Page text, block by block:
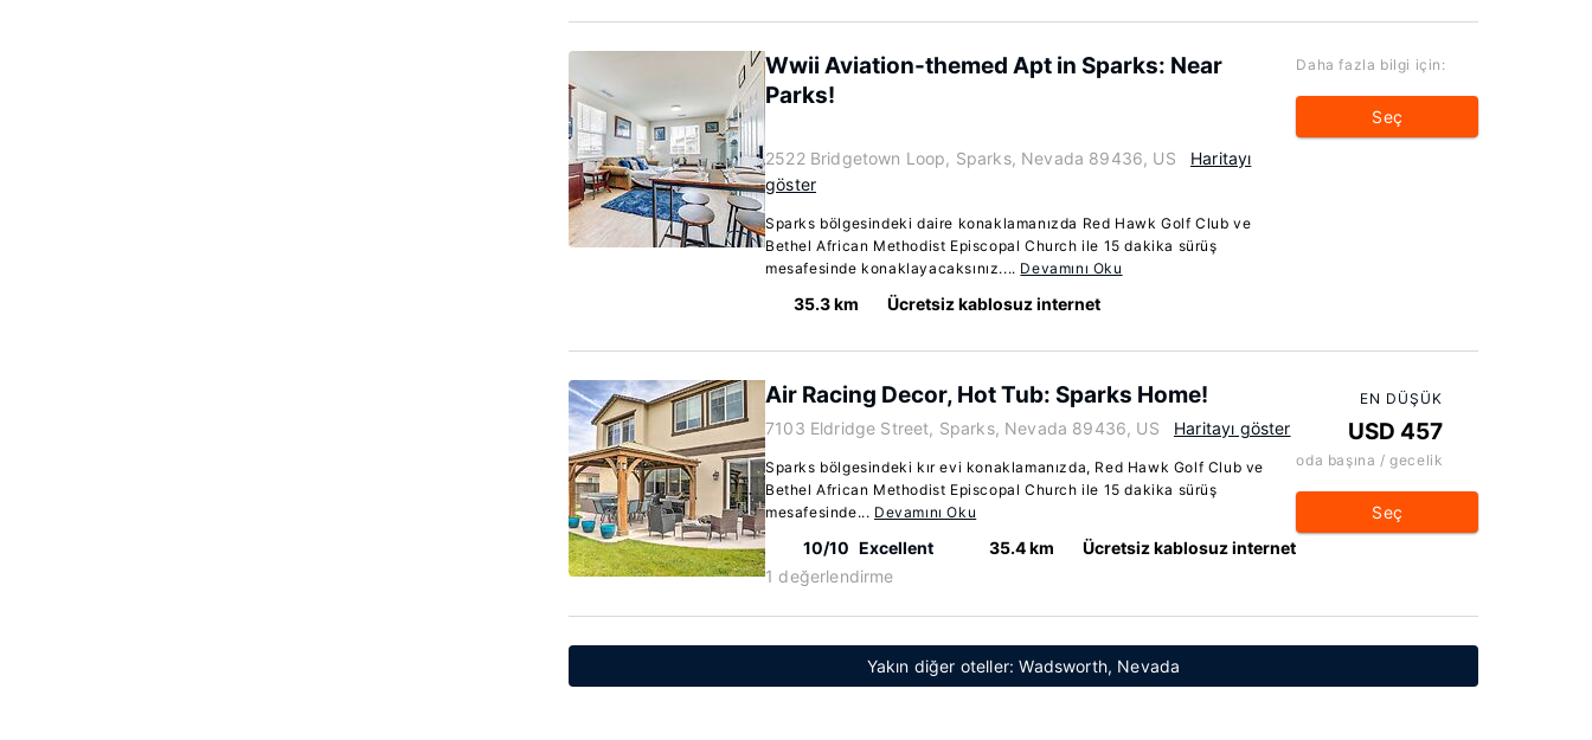
Wwii Aviation-themed Apt in Sparks: Near
Parks!
2522 Bridgetown Loop, Sparks, Nevada 89436, US
Haritayı
göster
Sparks bölgesindeki daire konaklamanızda Red Hawk Golf Club ve
Bethel African Methodist Episcopal Church ile 15 dakika sürüş
mesafesinde konaklayacaksınız.... Devamını Oku
35.3 km Ücretsiz kablosuz internet
Daha fazla bilgi için:
Seç
Air Racing Decor, Hot Tub: Sparks Home!
7103 Eldridge Street, Sparks, Nevada 89436, US Haritayı göster
Sparks bölgesindeki kır evi konaklamanızda, Red Hawk Golf Club ve
Bethel African Methodist Episcopal Church ile 15 dakika sürüş
mesafesinde... Devamını Oku
10/10 Excellent
1 değerlendirme
35.4 km Ücretsiz kablosuz internet
EN DÜŞÜK
USD 457
oda başına / gecelik
Seç
Yakın diğer oteller: Wadsworth, Nevada